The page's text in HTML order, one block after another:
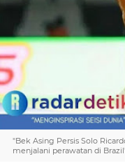
"Bek Asing Persis Solo
menjalani perawatan di